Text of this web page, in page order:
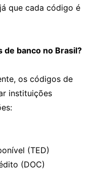
que cada código é
de banco no Brasil?
os códigos de
instituições
(TED)
(DOC)